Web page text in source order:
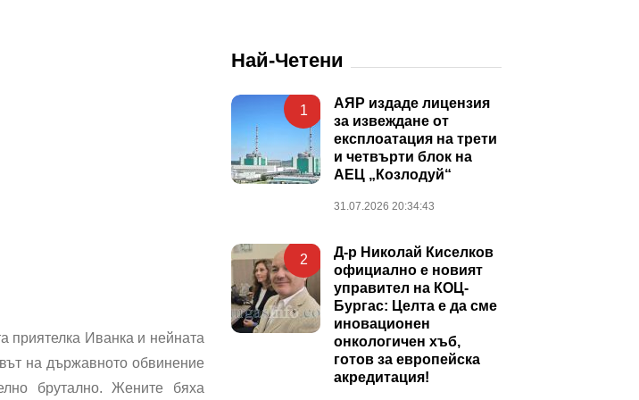
приятелка Иванка и нейната
на държавното обвинение
брутално. Жените бяха
Най-Четени
1
АЯР издаде лицензия
за извеждане от
експлоатация на трети
и четвърти блок на
АЕЦ „Козлодуй“
31.07.2026 20:34:43
2
Д-р Николай Киселков
официално е новият
управител на КОЦ-
Бургас: Целта е да сме
иновационен
онкологичен хъб,
готов за европейска
акредитация!